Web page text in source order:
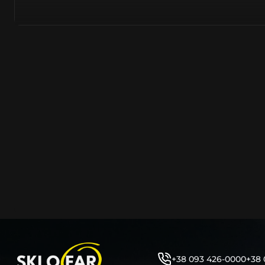
тому не слід дивуватися, що до 90% запчастин до
Цілком зрозуміло, що далеко не завжди потрібна повна
як це часто пропонують автосервіси та автодилери.
+38 093 426-0000+38